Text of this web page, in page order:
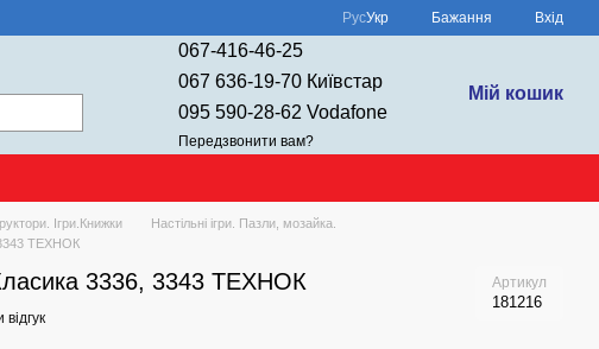
РусУкр Бажання Вхід
067-416-46-25
067 636-19-70 Київстар
095 590-28-62 Vodafone
Передзвонити вам?
Мій кошик
Ігри.Книжки
Настільні ігри. Пазли, мозайка.
ТЕХНОК
3336, 3343 ТЕХНОК Артикул
181216